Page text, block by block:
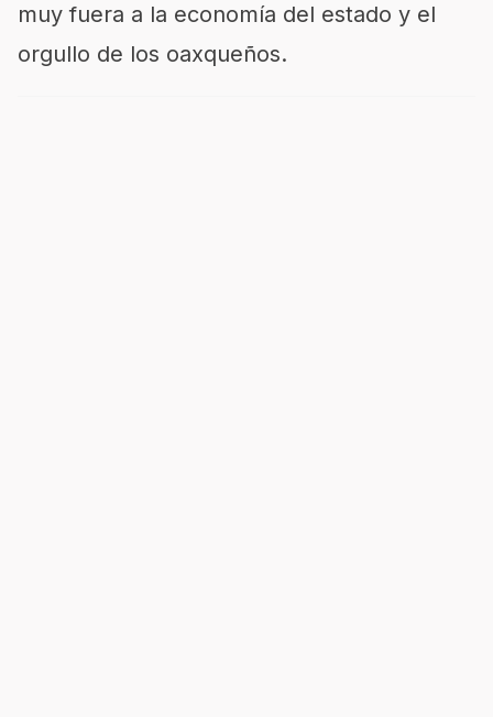
muy fuera a la economía del estado y el
orgullo de los oaxqueños.